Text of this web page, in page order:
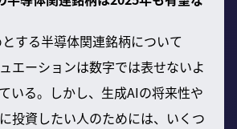
する半導体関連銘柄について
エーションは数字では表せないよ
いる。しかし、生成AIの将来性や
投資したい人のためには、いくつ